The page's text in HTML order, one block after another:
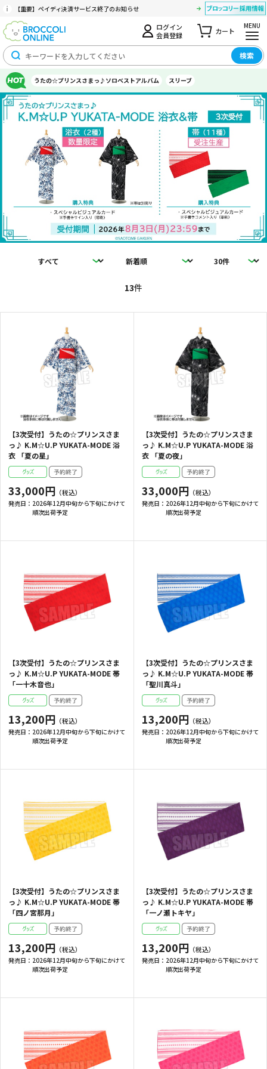
【重要】ペイディ決済サービス終了のお知らせ
ログイン
会員登録
カート
MENU
検索
うたの☆プリンスさまっ♪ソロベストアルバム スリーブ
13件
【3次受付】うたの☆プリンスさま
っ♪ K.M☆U.P YUKATA-MODE 浴
衣 「夏の星」
33,000円
発売日： 2026年12月中旬から下旬にかけて
順次出荷予定
【3次受付】うたの☆プリンスさま
っ♪ K.M☆U.P YUKATA-MODE 浴
衣 「夏の夜」
33,000円
発売日： 2026年12月中旬から下旬にかけて
順次出荷予定
【3次受付】うたの☆プリンスさま
っ♪ K.M☆U.P YUKATA-MODE 帯
「一十木音也」
13,200円
発売日： 2026年12月中旬から下旬にかけて
順次出荷予定
【3次受付】うたの☆プリンスさま
っ♪ K.M☆U.P YUKATA-MODE 帯
「聖川真斗」
13,200円
発売日： 2026年12月中旬から下旬にかけて
順次出荷予定
【3次受付】うたの☆プリンスさま
っ♪ K.M☆U.P YUKATA-MODE 帯
「四ノ宮那月」
13,200円
発売日： 2026年12月中旬から下旬にかけて
順次出荷予定
【3次受付】うたの☆プリンスさま
っ♪ K.M☆U.P YUKATA-MODE 帯
「一ノ瀬トキヤ」
13,200円
発売日： 2026年12月中旬から下旬にかけて
順次出荷予定